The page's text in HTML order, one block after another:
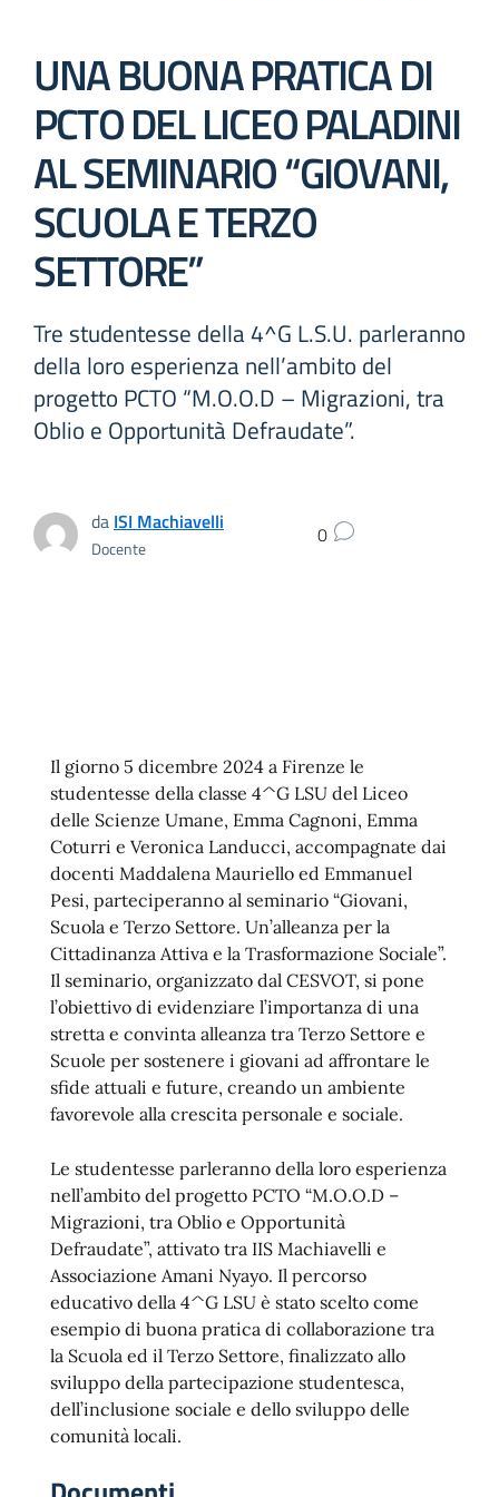
UNA BUONA PRATICA DI
PCTO DEL LICEO PALADINI
AL SEMINARIO “GIOVANI,
SCUOLA E TERZO
SETTORE”
Tre studentesse della 4^G L.S.U. parleranno
della loro esperienza nell’ambito del
progetto PCTO “M.O.O.D – Migrazioni, tra
Oblio e Opportunità Defraudate”.
da ISI Machiavelli
Docente 0
Il giorno 5 dicembre 2024 a Firenze le
studentesse della classe 4^G LSU del Liceo
delle Scienze Umane, Emma Cagnoni, Emma
Coturri e Veronica Landucci, accompagnate dai
docenti Maddalena Mauriello ed Emmanuel
Pesi, parteciperanno al seminario “Giovani,
Scuola e Terzo Settore. Un’alleanza per la
Cittadinanza Attiva e la Trasformazione Sociale”.
Il seminario, organizzato dal CESVOT, si pone
l’obiettivo di evidenziare l’importanza di una
stretta e convinta alleanza tra Terzo Settore e
Scuole per sostenere i giovani ad affrontare le
sfide attuali e future, creando un ambiente
favorevole alla crescita personale e sociale.
Le studentesse parleranno della loro esperienza
nell’ambito del progetto PCTO “M.O.O.D –
Migrazioni, tra Oblio e Opportunità
Defraudate”, attivato tra IIS Machiavelli e
Associazione Amani Nyayo. Il percorso
educativo della 4^G LSU è stato scelto come
esempio di buona pratica di collaborazione tra
la Scuola ed il Terzo Settore, finalizzato allo
sviluppo della partecipazione studentesca,
dell’inclusione sociale e dello sviluppo delle
comunità locali.